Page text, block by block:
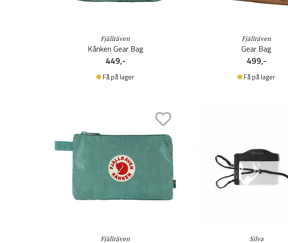
Fjällräven
Kånken Gear Bag
449,-
Få på lager
Fjällräven
Gear Bag
499,-
Få på lager
Fjällräven Silva